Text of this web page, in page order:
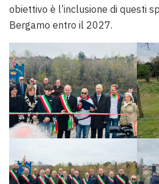
obiettivo è l’inclusione di questi
Bergamo entro il 2027.